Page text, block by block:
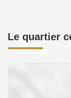
Le quartier